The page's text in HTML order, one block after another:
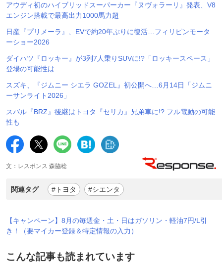
アウディ初のハイブリッドスーパーカー『ヌヴォラーリ』発表、V8
エンジン搭載で最高出力1000馬力超
日産『プリメーラ』、EVで約20年ぶりに復活…フィリピンモータ
ーショー2026
ダイハツ『ロッキー』が3列7人乗りSUVに!?「ロッキースペース」
登場の可能性は
スズキ、『ジムニー シエラ GOZEL』初公開へ…6月14日「ジムニ
ーサンライト2026」
スバル『BRZ』後継はトヨタ『セリカ』兄弟車に!? フル電動の可能
性も
文：レスポンス 森脇稔
関連タグ #トヨタ #シエンタ
【キャンペーン】8月の毎週金・土・日はガソリン・軽油7円/L引
き！（要マイカー登録＆特定情報の入力）
こんな記事も読まれています